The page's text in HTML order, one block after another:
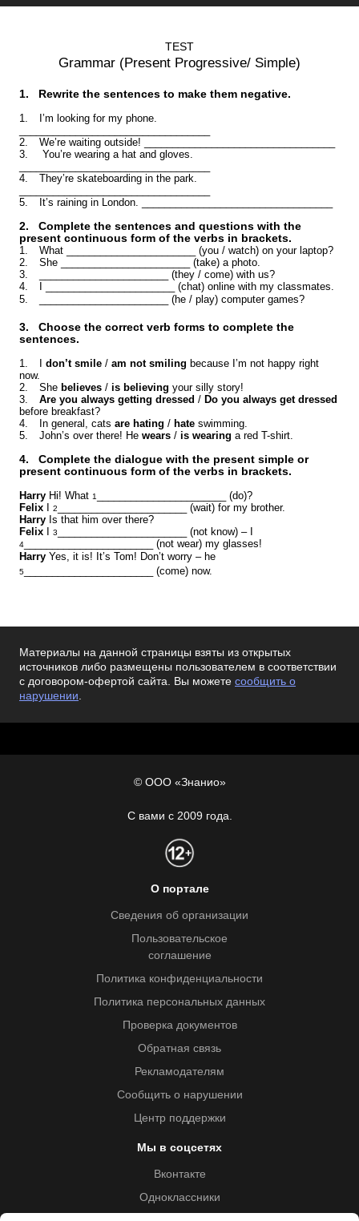
TEST
Grammar (Present Progressive/ Simple)
1.
Rewrite the sentences to make them negative.
1.
I’m looking for my phone.
2.
We’re waiting outside! __________________________________
3.
You’re wearing a hat and gloves.
4.
They’re skateboarding in the park.
5.
It’s raining in London. __________________________________
2.
Complete the sentences and questions with the
present continuous form of the verbs in brackets.
1.
What _______________________ (you / watch) on your laptop?
2.
She _______________________ (take) a photo.
3.
_______________________ (they / come) with us?
4.
I _______________________ (chat) online with my classmates.
5.
_______________________ (he / play) computer games?
3.
Choose the correct verb forms to complete the
sentences.
1.
don’t smile / am not smiling because I’m not happy right
now.
2.
She believes / is believing your silly story!
3.
Are you always getting dressed / Do you always get dressed
before breakfast?
4.
In general, cats are hating / hate swimming.
5.
John’s over there! He wears / is wearing a red T-shirt.
4.
Complete the dialogue with the present simple or
present continuous form of the verbs in brackets.
Harry Hi! What 1
_______________________ (do)?
Felix
2
_______________________ (wait) for my brother.
Harry Is that him over there?
Felix
3 _______________________ (not know) – I
4
_______________________ (not wear) my glasses!
Harry Yes, it is! It’s Tom! Don’t worry – he
5 _______________________ (come) now.
Материалы на данной страницы взяты из открытых
источников либо размещены пользователем в соответствии
с договором-офертой сайта. Вы можете сообщить о
нарушении.
© ООО «Знанио»
С вами с 2009 года.
О портале
Сведения об организации
Пользовательское
соглашение
Политика конфиденциальности
Политика персональных данных
Проверка документов
Обратная связь
Рекламодателям
Сообщить о нарушении
Центр поддержки
Мы в соцсетях
Вконтакте
Одноклассники